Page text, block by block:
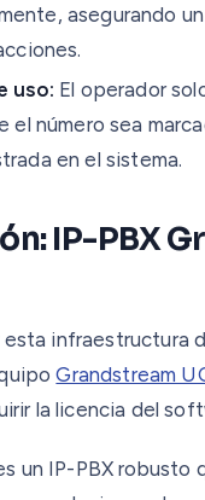
asegurando
uso: El operador
el número sea
en el sistema.
IP-PBX
infraestructura
Grandstream
la licencia del
un IP-PBX robusto